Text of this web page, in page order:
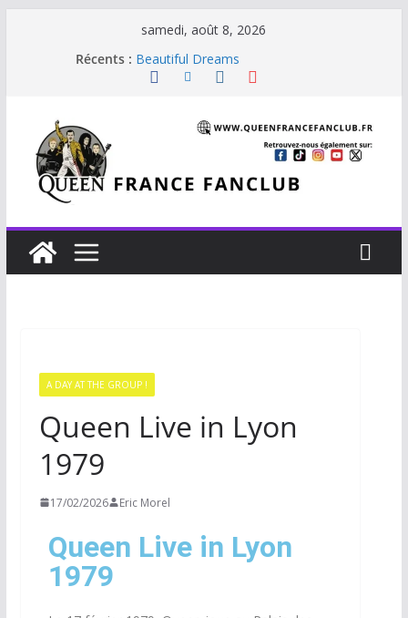
samedi, août 8, 2026
Récents : Je vis avec Freddie Mercury
Beautiful Dreams
The Cross : Liar
A DAY AT THE GROUP !
Queen Live in Lyon
1979
17/02/2026 Eric Morel
Queen Live in Lyon
1979